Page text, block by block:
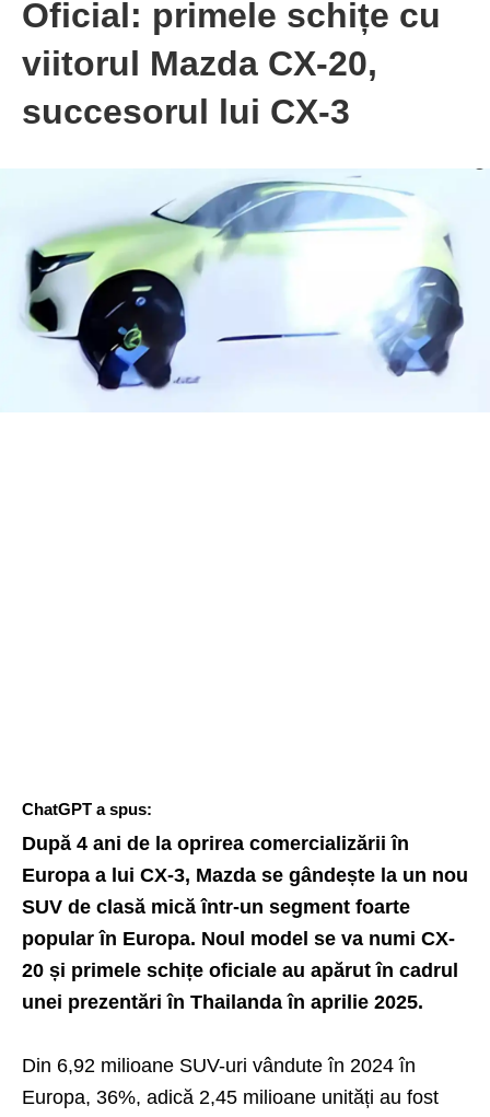
Oficial: primele schițe cu
viitorul Mazda CX-20,
succesorul lui CX-3
ChatGPT a spus:
După 4 ani de la oprirea comercializării în
Europa a lui CX-3, Mazda se gândește la un nou
SUV de clasă mică într-un segment foarte
popular în Europa. Noul model se va numi CX-
20 și primele schițe oficiale au apărut în cadrul
unei prezentări în Thailanda în aprilie 2025.
Din 6,92 milioane SUV-uri vândute în 2024 în
Europa, 36%, adică 2,45 milioane unități au fost